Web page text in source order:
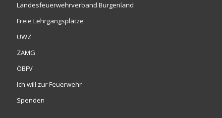
Landesfeuerwehrverband Burgenland
Freie Lehrgangsplätze
UWZ
ZAMG
ÖBFV
Ich will zur Feuerwehr
Spenden